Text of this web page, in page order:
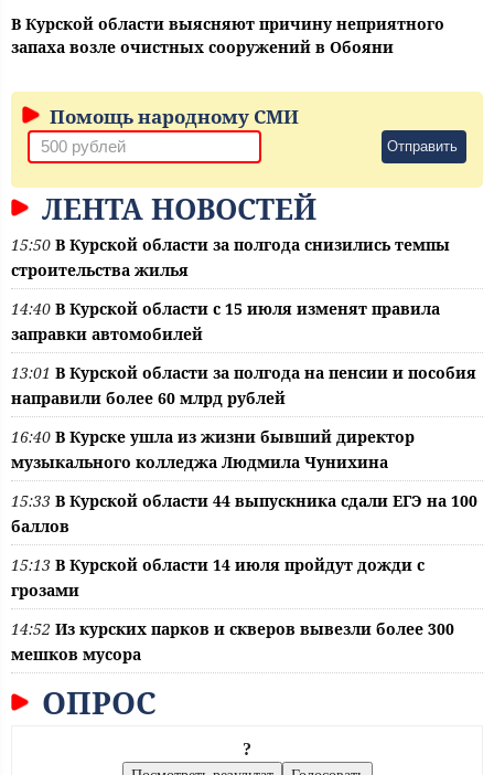
В Курской области выясняют причину неприятного
запаха возле очистных сооружений в Обояни
Помощь народному СМИ
Отправить
ЛЕНТА НОВОСТЕЙ
15:50 В Курской области за полгода снизились темпы
строительства жилья
14:40 В Курской области с 15 июля изменят правила
заправки автомобилей
13:01 В Курской области за полгода на пенсии и пособия
направили более 60 млрд рублей
16:40 В Курске ушла из жизни бывший директор
музыкального колледжа Людмила Чунихина
15:33 В Курской области 44 выпускника сдали ЕГЭ на 100
баллов
15:13 В Курской области 14 июля пройдут дожди с
грозами
14:52 Из курских парков и скверов вывезли более 300
мешков мусора
ОПРОС
?